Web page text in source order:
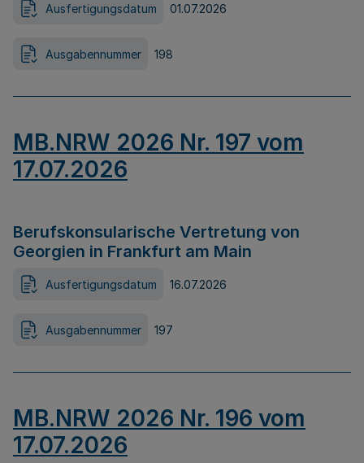
Ausfertigungsdatum 01.07.2026
Ausgabennummer 198
MB.NRW 2026 Nr. 197 vom
17.07.2026
Berufskonsularische Vertretung von
Georgien in Frankfurt am Main
Ausfertigungsdatum 16.07.2026
Ausgabennummer 197
MB.NRW 2026 Nr. 196 vom
17.07.2026